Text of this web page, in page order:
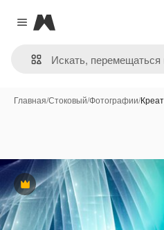
Close menu
Magnific
Главная/Стоковый/Фотографии/
Премиум